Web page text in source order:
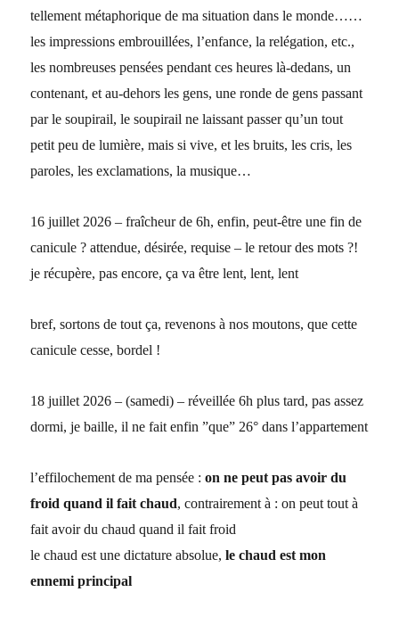
tellement métaphorique de ma situation dans le monde……
les impressions embrouillées, l’enfance, la relégation, etc.,
les nombreuses pensées pendant ces heures là-dedans, un
contenant, et au-dehors les gens, une ronde de gens passant
par le soupirail, le soupirail ne laissant passer qu’un tout
petit peu de lumière, mais si vive, et les bruits, les cris, les
paroles, les exclamations, la musique…
16 juillet 2026 – fraîcheur de 6h, enfin, peut-être une fin de
canicule ? attendue, désirée, requise – le retour des mots ?!
je récupère, pas encore, ça va être lent, lent, lent
bref, sortons de tout ça, revenons à nos moutons, que cette
canicule cesse, bordel !
18 juillet 2026 – (samedi) – réveillée 6h plus tard, pas assez
dormi, je baille, il ne fait enfin ”que” 26° dans l’appartement
l’effilochement de ma pensée :on ne peut pas avoir du
froid quand il fait chaud, contrairement à : on peut tout à
fait avoir du chaud quand il fait froid
le chaud est une dictature absolue, le chaud est mon
ennemi principal